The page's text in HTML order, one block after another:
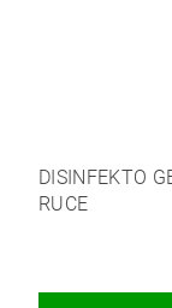
DISINFEKTO
RUCE